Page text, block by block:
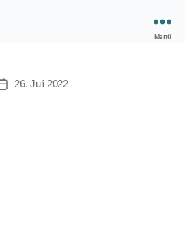
Menü
Veröffentlichungsdatum
26. Juli 2022